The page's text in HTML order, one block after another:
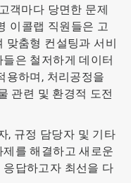
객마다 당면한 문제
이콜랩 직원들은 고
맞춤형 컨설팅과 서비
은 철저하게 데이터
용하며, 처리공정을
관련 및 환경적 도전
, 규정 담당자 및 기타
를 해결하고 새로운
답하고자 최선을 다